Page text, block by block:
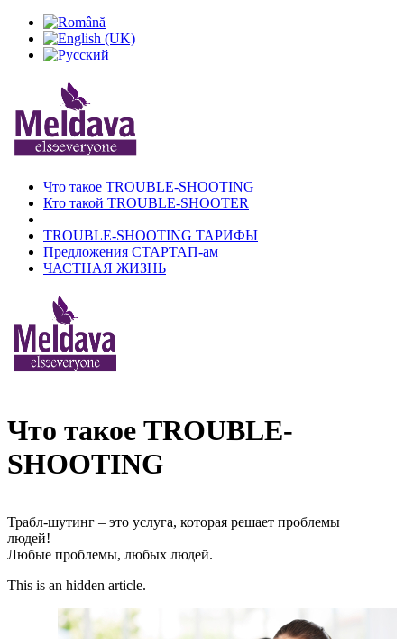
Что такое TROUBLE-SHOOTING
Кто такой TROUBLE-SHOOTER
TROUBLE-SHOOTING ТАРИФЫ
Предложения СТАРТАП-ам
ЧАСТНАЯ ЖИЗНЬ
Что такое TROUBLE-
SHOOTING
Трабл-шутинг – это услуга, которая решает проблемы
людей!
Любые проблемы, любых людей.
This is an hidden article.